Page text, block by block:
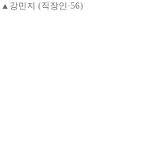
▲강민지 (직장인·56)